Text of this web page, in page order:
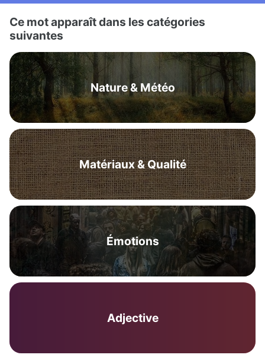
Ce mot apparaît dans les catégories
suivantes
Nature & Météo
Matériaux & Qualité
Émotions
Adjective